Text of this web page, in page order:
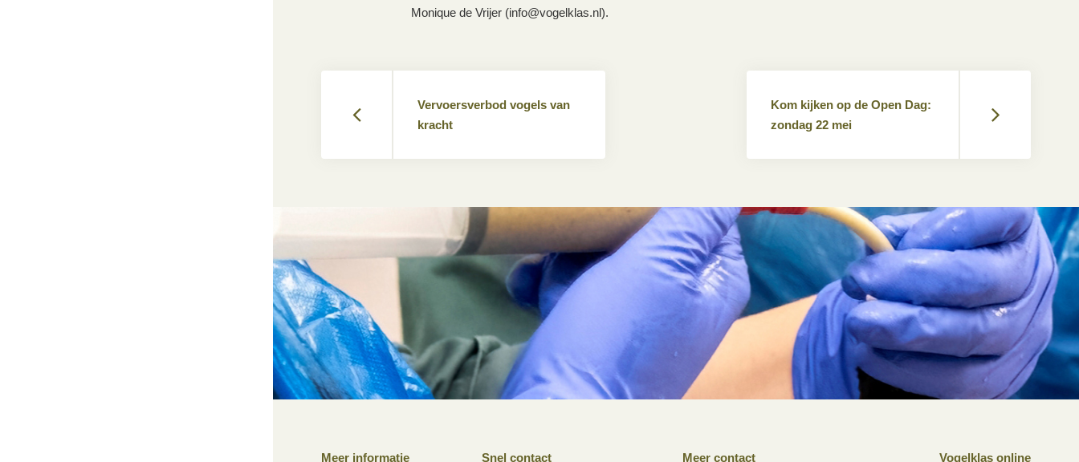
Monique de Vrijer (info@vogelklas.nl).
Vervoersverbod vogels van
kracht
Kom kijken op de Open Dag:
zondag 22 mei
Meer informatie Snel contact Meer contact Vogelklas online